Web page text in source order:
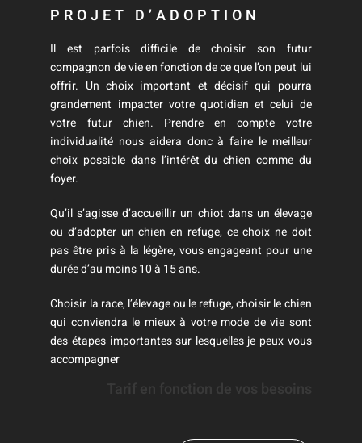
PROJET D’ADOPTION
Il est parfois difficile de choisir son futur
compagnon de vie en fonction de ce que l’on peut lui
offrir. Un choix important et décisif qui pourra
grandement impacter votre quotidien et celui de
votre futur chien. Prendre en compte votre
individualité nous aidera donc à faire le meilleur
choix possible dans l’intérêt du chien comme du
foyer.
Qu’il s’agisse d’accueillir un chiot dans un élevage
ou d’adopter un chien en refuge, ce choix ne doit
pas être pris à la légère, vous engageant pour une
durée d’au moins 10 à 15 ans.
Choisir la race, l’élevage ou le refuge, choisir le chien
qui conviendra le mieux à votre mode de vie sont
des étapes importantes sur lesquelles je peux vous
accompagner